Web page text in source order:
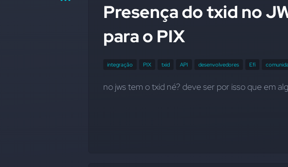
Presença do txid no
para o PIX
integração PIX txid API desenvolvedores Efí
no jws tem o txid né? deve ser por isso que em